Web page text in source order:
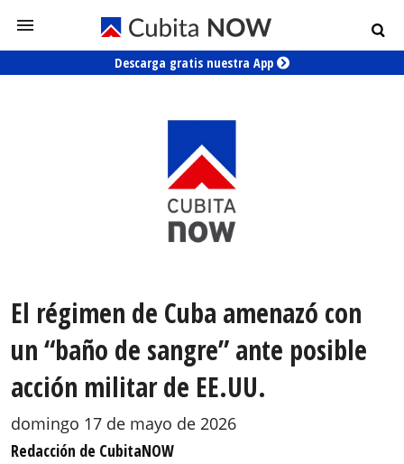
Descarga gratis nuestra App
El régimen de Cuba amenazó con
un “baño de sangre” ante posible
acción militar de EE.UU.
domingo 17 de mayo de 2026
Redacción de CubitaNOW